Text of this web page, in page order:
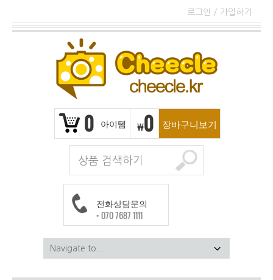
로그인 / 가입하기
0 아이템 ₩0 장바구니보기
전화상담문의
+ 070 7687 1111